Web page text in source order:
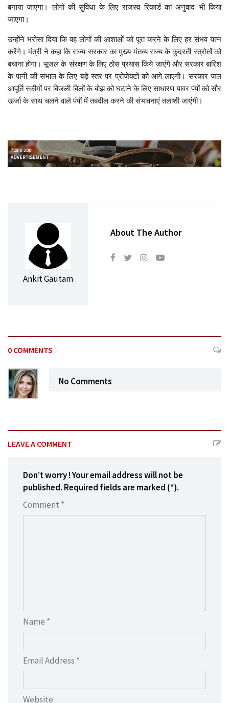
बनाया जाएगा। लोगों की सुविधा के लिए राजस्व रिकार्ड का अनुवाद भी किया
जाएगा।
उन्होंने भरोसा दिया कि वह लोगों की आशाओं को पूरा करने के लिए हर संभव यत्न
करेंगे। मंत्री ने कहा कि राज्य सरकार का मुख्य मंतव्य राज्य के कुदरती स्त्रोतों को
बचाना होगा। भूजल के संरक्षण के लिए ठोस प्रयास किये जाएंगे और सरकार बारिश
के पानी की संभाल के लिए बड़े स्तर पर प्रोजेक्टों को आगे लाएगी। सरकार जल
आपूर्ति स्कीमों पर बिजली बिलों के बोझ को घटाने के लिए साधारण पावर पंपों को सौर
ऊर्जा के साथ चलने वाले पंपों में तबदील करने की संभावनाएं तलाशी जाएंगी।
Ankit Gautam
About The Author
0 COMMENTS
No Comments
LEAVE A COMMENT
Don’t worry ! Your email address will not be
published. Required fields are marked (*).
Comment *
Name *
Email Address *
Website